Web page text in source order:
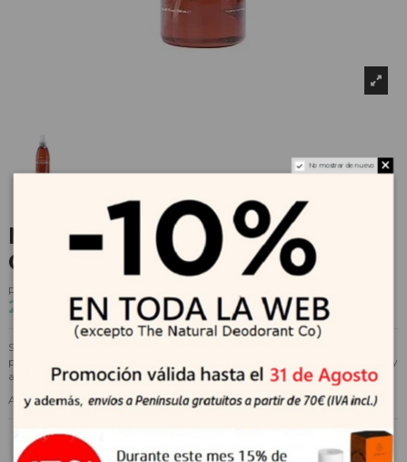
MY ORGANICS The Organic
Ocean Spray 250 ml
Referencia
21,59 €23,99 € -10%
Spray texturizante rico en sales del mar muerto para conseguir el efecto
playa. Además prolonga la durabilidad de las ondas hechas con tenacillas, y
ayuda a potenciar la propia onda o rizo natural del cabello.
Aporta cuerpo, volumen y definición al cabello sin darle peso.
No mostrar de nuevo